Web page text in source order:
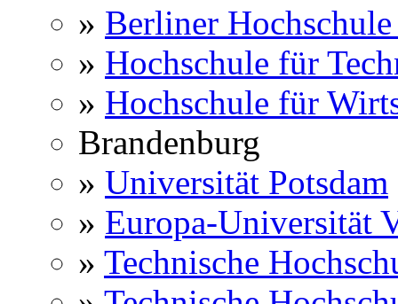
» Berliner
» Hochschule für
» Hochschule für
Brandenburg
» Universität Potsdam
» Europa-Universität
» Technische